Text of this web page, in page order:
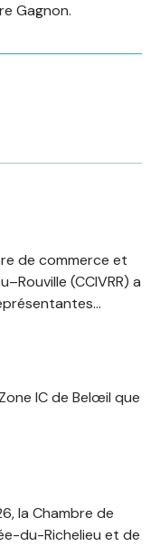
Gagnon.
de commerce et
(CCIVRR) a
IC de Belœil que
la Chambre de
du-Richelieu et de